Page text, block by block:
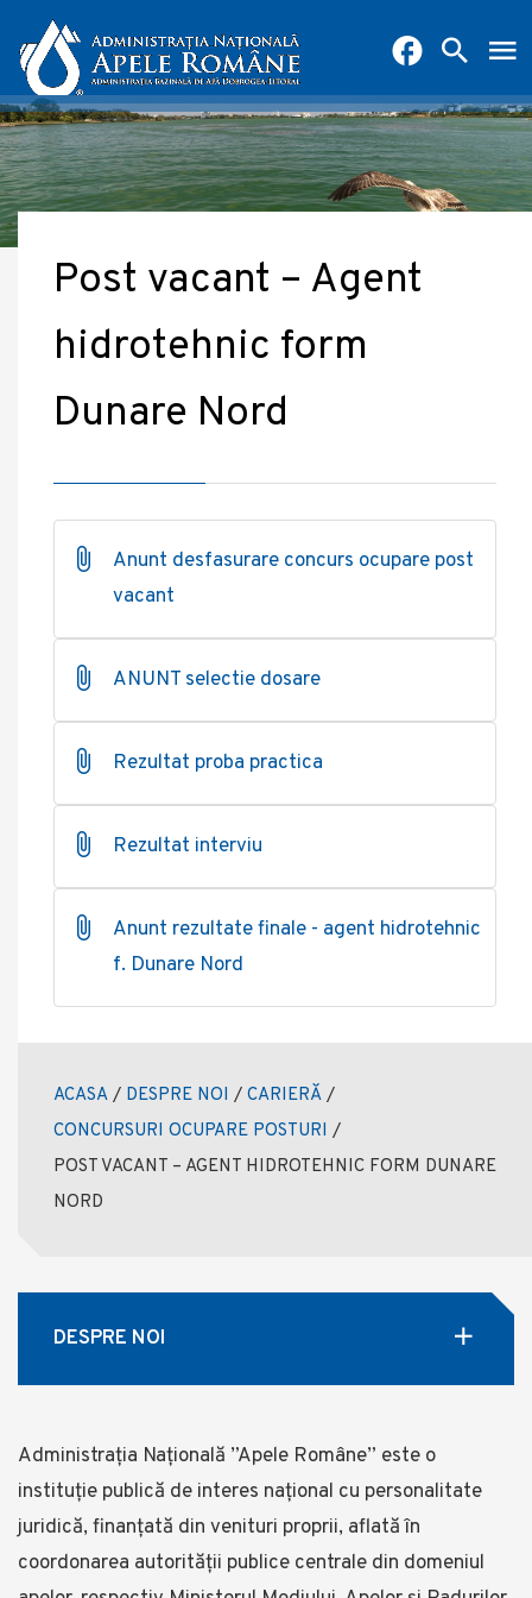
Post vacant – Agent
hidrotehnic form
Dunare Nord
Anunt desfasurare concurs ocupare post
vacant
ANUNT selectie dosare
Rezultat proba practica
Rezultat interviu
Anunt rezultate finale - agent hidrotehnic
f. Dunare Nord
ACASA / DESPRE NOI / CARIERĂ /
CONCURSURI OCUPARE POSTURI /
POST VACANT – AGENT HIDROTEHNIC FORM DUNARE
NORD
DESPRE NOI
Administrația Națională ”Apele Române” este o
instituție publică de interes național cu personalitate
juridică, finanţată din venituri proprii, aflată în
coordonarea autorității publice centrale din domeniul